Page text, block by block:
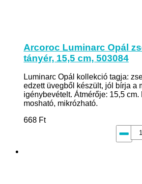
Arcoroc Luminarc Opál
tányér, 15,5 cm, 503084
Luminarc Opál kollekció tagja:
edzett üvegből készült, jól bírja a
igénybevételt. Átmérője: 15,5
mosható, mikrózható.
668 Ft